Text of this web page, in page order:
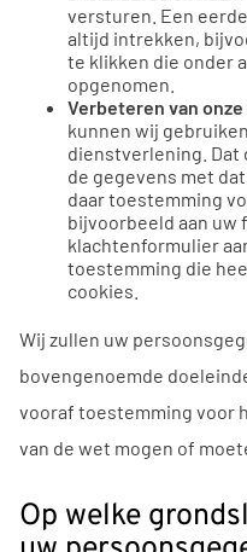
versturen. Een
altijd intrekken,
te klikken die onder
opgenomen.
Verbeteren van
kunnen wij
dienstverlening. Dat
de gegevens met
daar toestemming
bijvoorbeeld aan uw
klachtenformulier
toestemming die
cookies.
Wij zullen uw
bovengenoemde
vooraf toestemming voor
van de wet mogen of
Op welke